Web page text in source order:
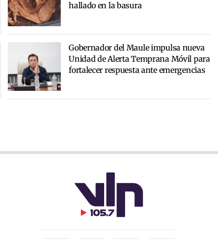
hallado en la basura
Gobernador del Maule impulsa nueva
Unidad de Alerta Temprana Móvil para
fortalecer respuesta ante emergencias